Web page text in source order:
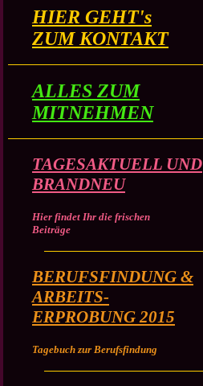
HIER GEHT's
ZUM KONTAKT
ALLES ZUM
MITNEHMEN
TAGESAKTUELL UND
BRANDNEU
Hier findet Ihr die frischen
Beiträge
BERUFSFINDUNG &
ARBEITS-
ERPROBUNG 2015
Tagebuch zur Berufsfindung